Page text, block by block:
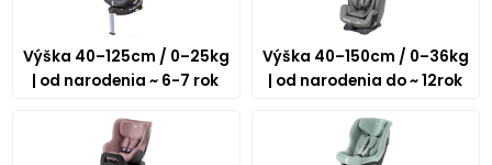
Výška 40–125cm / 0–25kg
| od narodenia ~ 6-7 rok
Výška 40–150cm / 0–36kg
| od narodenia do ~ 12rok